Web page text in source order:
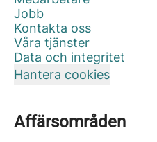
Jobb
Kontakta oss
Våra tjänster
Data och integritet
Hantera cookies
Affärsområden